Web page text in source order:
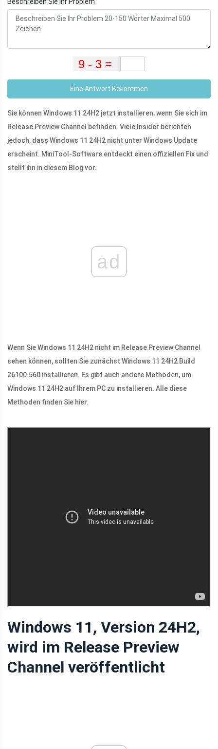
Eine Antwort Bekommen
Sie können Windows 11 24H2 jetzt installieren, wenn Sie sich im
Release Preview Channel befinden. Viele Insider berichten
jedoch, dass Windows 11 24H2 nicht unter Windows Update
erscheint. MiniTool-Software entdeckt einen offiziellen Fix und
stellt ihn in diesem Blog vor.
ad
Wenn Sie Windows 11 24H2 nicht im Release Preview Channel
sehen können, sollten Sie zunächst Windows 11 24H2 Build
26100.560 installieren. Es gibt auch andere Methoden, um
Windows 11 24H2 auf Ihrem PC zu installieren. Alle diese
Methoden finden Sie hier.
Windows 11, Version 24H2,
wird im Release Preview
Channel veröffentlicht